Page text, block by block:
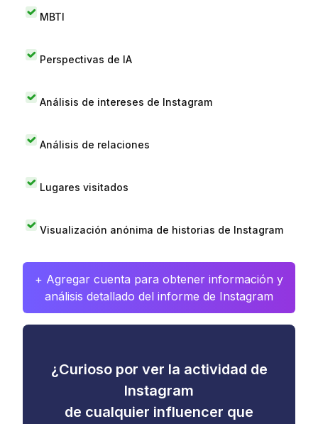
MBTI
Perspectivas de IA
Análisis de intereses de Instagram
Análisis de relaciones
Lugares visitados
Visualización anónima de historias de Instagram
+ Agregar cuenta para obtener información y
análisis detallado del informe de Instagram
¿Curioso por ver la actividad de
Instagram
de cualquier influencer que